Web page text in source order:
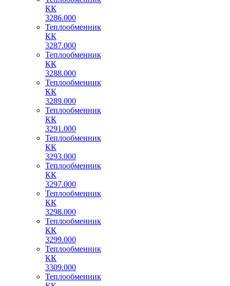
КК
3286.000
Теплообменник
КК
3287.000
Теплообменник
КК
3288.000
Теплообменник
КК
3289.000
Теплообменник
КК
3291.000
Теплообменник
КК
3293.000
Теплообменник
КК
3297.000
Теплообменник
КК
3298.000
Теплообменник
КК
3299.000
Теплообменник
КК
3309.000
Теплообменник